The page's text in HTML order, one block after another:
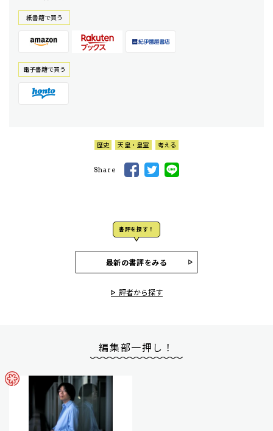
紙書籍で買う
電⼦書籍で買う
歴史 天皇・皇室 考える
Share
書評を探す！
最新の書評をみる
評者から探す
編集部一押し！